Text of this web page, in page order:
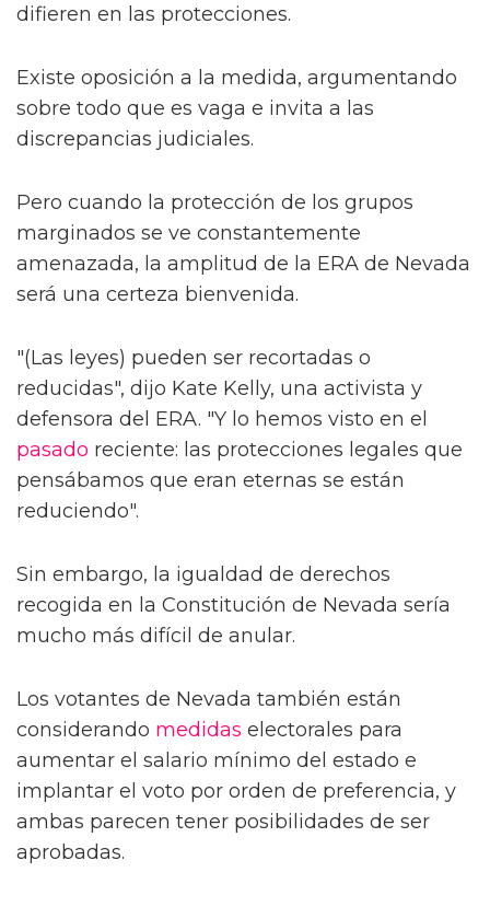
difieren en las protecciones.
Existe oposición a la medida, argumentando
sobre todo que es vaga e invita a las
discrepancias judiciales.
Pero cuando la protección de los grupos
marginados se ve constantemente
amenazada, la amplitud de la ERA de Nevada
será una certeza bienvenida.
"(Las leyes) pueden ser recortadas o
reducidas", dijo Kate Kelly, una activista y
defensora del ERA. "Y lo hemos visto en el
pasado reciente: las protecciones legales que
pensábamos que eran eternas se están
reduciendo".
Sin embargo, la igualdad de derechos
recogida en la Constitución de Nevada sería
mucho más difícil de anular.
Los votantes de Nevada también están
considerando medidas electorales para
aumentar el salario mínimo del estado e
implantar el voto por orden de preferencia, y
ambas parecen tener posibilidades de ser
aprobadas.